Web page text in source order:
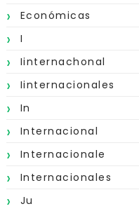
Económicas
I
Iinternachonal
Iinternacionales
In
Internacional
Internacionale
Internacionales
Ju